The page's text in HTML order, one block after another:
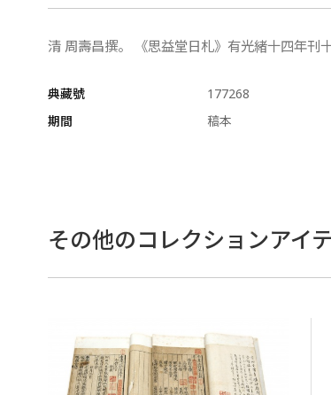
清 周壽昌撰。 《思益堂日札》有光緒十四年刊
典藏號
177268
期間
稿本
その他のコレクションアイ